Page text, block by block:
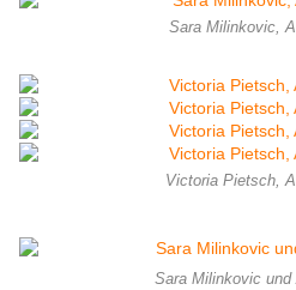
Sara Milinkovic,
Victoria Pietsch,
Sara Milinkovic und